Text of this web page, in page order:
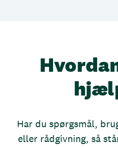
Har du spørgsmål,
eller rådgivning, så